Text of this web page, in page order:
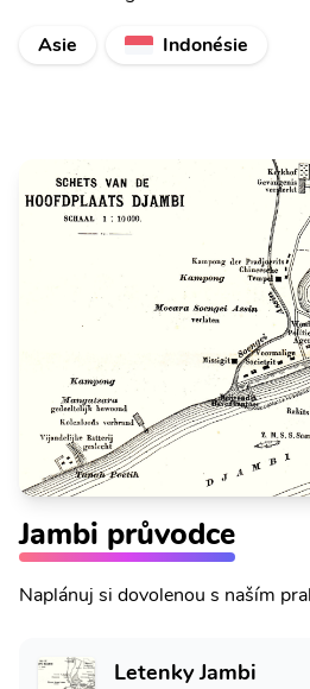
Asie
Indonésie
Jambi průvodce
Naplánuj si dovolenou s naším
Letenky Jambi